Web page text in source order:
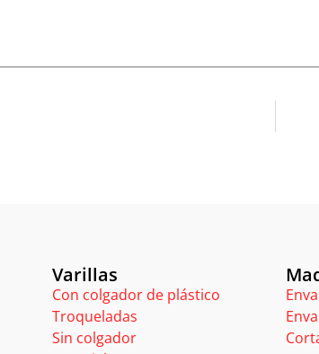
Varillas
Con colgador de plástico
Troqueladas
Sin colgador